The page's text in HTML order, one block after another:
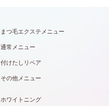
まつ毛エクステメニュー
通常メニュー
付けたしリペア
その他メニュー
ホワイトニング